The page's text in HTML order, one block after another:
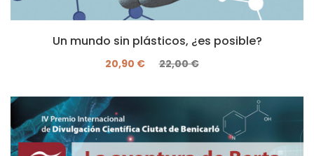
Un mundo sin plásticos, ¿es posible?
20,90 € 22,00 €